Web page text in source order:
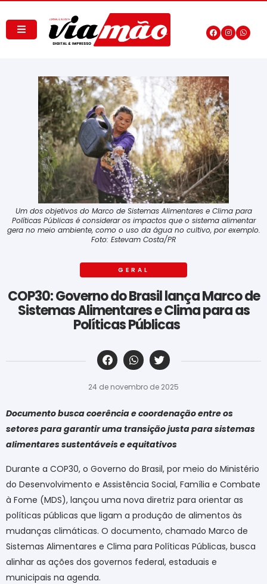
Um dos objetivos do Marco de Sistemas Alimentares e Clima para
Políticas Públicas é considerar os impactos que o sistema alimentar
gera no meio ambiente, como o uso da água no cultivo, por exemplo.
Foto: Estevam Costa/PR
GERAL
COP30: Governo do Brasil lança Marco de
Sistemas Alimentares e Clima para as
Políticas Públicas
‎ ‎ ‎ ‎ ‎ ‎ ‎ ‎ ‎ ‎ ‎ ‎ ‎ ‎ ‎ ‎ ‎ ‎ ‎ ‎ ‎ ‎ ‎ ‎ ‎ ‎ ‎ ‎ ‎ ‎ ‎
24 de novembro de 2025
Documento busca coerência e coordenação entre os
setores para garantir uma transição justa para sistemas
alimentares sustentáveis e equitativos
Durante a COP30, o Governo do Brasil, por meio do Ministério
do Desenvolvimento e Assistência Social, Família e Combate
à Fome (MDS), lançou uma nova diretriz para orientar as
políticas públicas que ligam a produção de alimentos às
mudanças climáticas. O documento, chamado Marco de
Sistemas Alimentares e Clima para Políticas Públicas, busca
alinhar as ações dos governos federal, estaduais e
municipais na agenda.